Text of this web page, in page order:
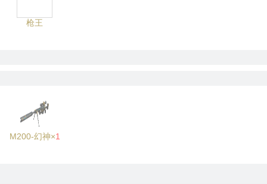
枪王
M200-幻神×1